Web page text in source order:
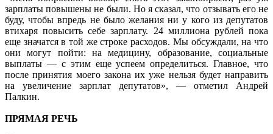
зарплаты повышены не были. Но я сказал, что отзывать его не
буду, чтобы впредь не было желания ни у кого из депутатов
втихаря повысить себе зарплату. 24 миллиона рублей пока
еще значатся в той же строке расходов. Мы обсуждали, на что
они могут пойти: на медицину, образование, социальные
выплаты — с этим еще успеем определиться. Главное, что
после принятия моего закона их уже нельзя будет направить
на увеличение зарплат депутатов», — отметил Андрей
Палкин.
ПРЯМАЯ РЕЧЬ